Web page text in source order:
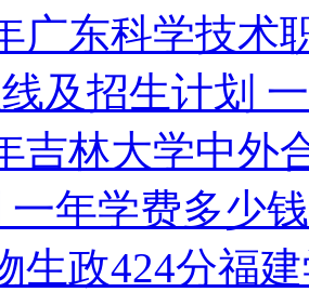
广东科学技术
及招生计划
吉林大学中外
一年学费多少钱
生政424分福